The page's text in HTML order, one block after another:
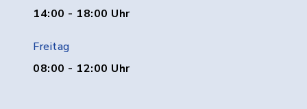
14:00 - 18:00 Uhr
Freitag
08:00 - 12:00 Uhr